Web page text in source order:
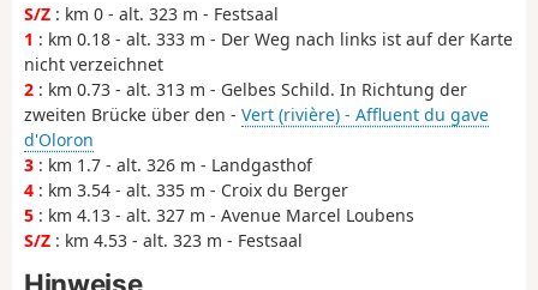
S/Z : km 0 - alt. 323 m - Festsaal
1 : km 0.18 - alt. 333 m - Der Weg nach links ist auf der Karte
nicht verzeichnet
2 : km 0.73 - alt. 313 m - Gelbes Schild. In Richtung der
zweiten Brücke über den - Vert (rivière) - Affluent du gave
d'Oloron
3 : km 1.7 - alt. 326 m - Landgasthof
4 : km 3.54 - alt. 335 m - Croix du Berger
5 : km 4.13 - alt. 327 m - Avenue Marcel Loubens
S/Z : km 4.53 - alt. 323 m - Festsaal
Hinweise